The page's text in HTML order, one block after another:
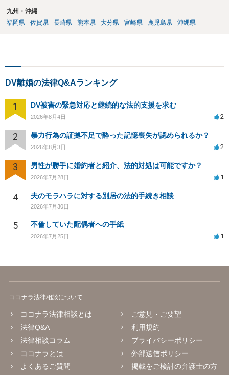
九州・沖縄
福岡県
佐賀県 長崎県 熊本県 大分県 宮崎県 鹿児島県 沖縄県
DV離婚の法律Q&Aランキング
1 DV被害の緊急対応と継続的な法的支援を求む
2026年8月4日 2
2 暴力行為の証拠不足で酔った記憶喪失が認められるか？
2026年8月3日 2
3 男性が勝手に婚約者と紹介、法的対処は可能ですか？
2026年7月28日 1
4 夫のモラハラに対する別居の法的手続き相談
2026年7月30日
5 不倫していた配偶者への手紙
2026年7月25日 1
ココナラ法律相談について
ココナラ法律相談とは
法律Q&A
法律相談コラム
ココナラとは
よくあるご質問
ご意見・ご要望
利用規約
プライバシーポリシー
外部送信ポリシー
掲載をご検討の弁護士の方